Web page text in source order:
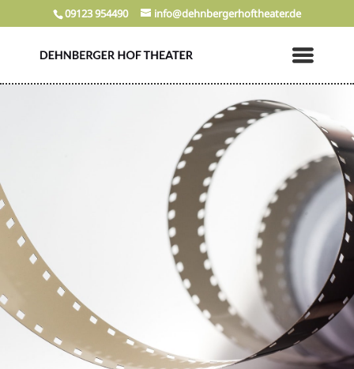
09123 954490 info@dehnbergerhoftheater.de